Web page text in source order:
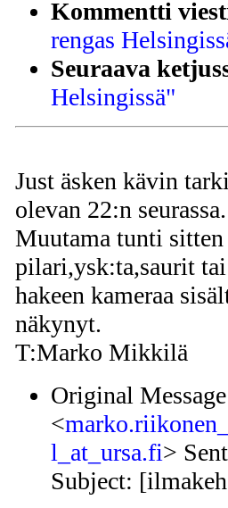
Kommentti
rengas
Seuraava
Helsingissä"
Just äsken kävin
olevan 22:n seurassa.
Muutama tunti
pilari,ysk:ta,saurit
hakeen kameraa
näkynyt.
T:Marko Mikkilä
Original
<
l_at_ursa.fi>
Subject: